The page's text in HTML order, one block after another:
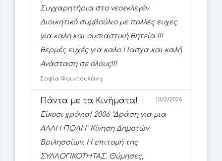
Συγχαρητήρια στο νεοεκλεγέν
Διοικητικό συμβούλιο με πολλες ευχες
για καλη και ουσιαστική θητεία !!!
θερμές ευχές για καλο Πασχα και καλή
Ανάσταση σε όλους!!!
Σοφία Φουντουλάκη
Πάντα με τα Κινήματα! 13/2/2026
Είκοσι χρόνια! 2006 ''Δράση για μια
ΑΛΛΗ ΠΟΛΗ'' Κίνηση Δημοτών
Βριλησσίων. Η επιτομή της
ΣΥΛΛΟΓΙΚΟΤΗΤΑΣ. Θύμησες,